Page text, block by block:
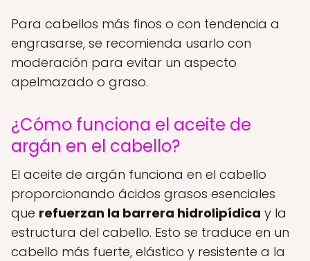
Para cabellos más finos o con tendencia a
engrasarse, se recomienda usarlo con
moderación para evitar un aspecto
apelmazado o graso.
¿Cómo funciona el aceite de
argán en el cabello?
El aceite de argán funciona en el cabello
proporcionando ácidos grasos esenciales
que refuerzan la barrera hidrolipídica y la
estructura del cabello. Esto se traduce en un
cabello más fuerte, elástico y resistente a la